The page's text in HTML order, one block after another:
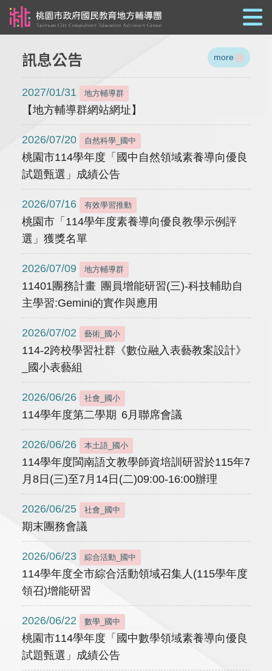
訊息公告 more
2027/01/31 地方輔導群
【地方輔導群網站網址】
2026/07/20 自然科學_國中
桃園市114學年度「國中自然領域素養導向優良
試題甄選」成績公告
2026/07/16 有效學習推動
桃園市「114學年度素養導向優良教學示例評
選」獲獎名單
2026/07/09 地方輔導群
11401團務計畫 團員增能研習(三)-科技輔助自
主學習:Gemini的實作與應用
2026/07/02 藝術_國小
114-2跨校學習社群《數位融入表藝教案設計》
_國小表藝組
2026/06/26 社會_國小
114學年度第二學期 6月聯席會議
2026/06/26 本土語_國小
114學年度閩南語文教學師資培訓研習於115年7
月8日(三)至7月14日(二)09:00-16:00辦理
2026/06/25 社會_國中
期末團務會議
2026/06/23 綜合活動_國中
114學年度全市綜合活動領域召集人(115學年度
領召)增能研習
2026/06/22 數學_國中
桃園市114學年度「國中數學領域素養導向優良
試題甄選」成績公告